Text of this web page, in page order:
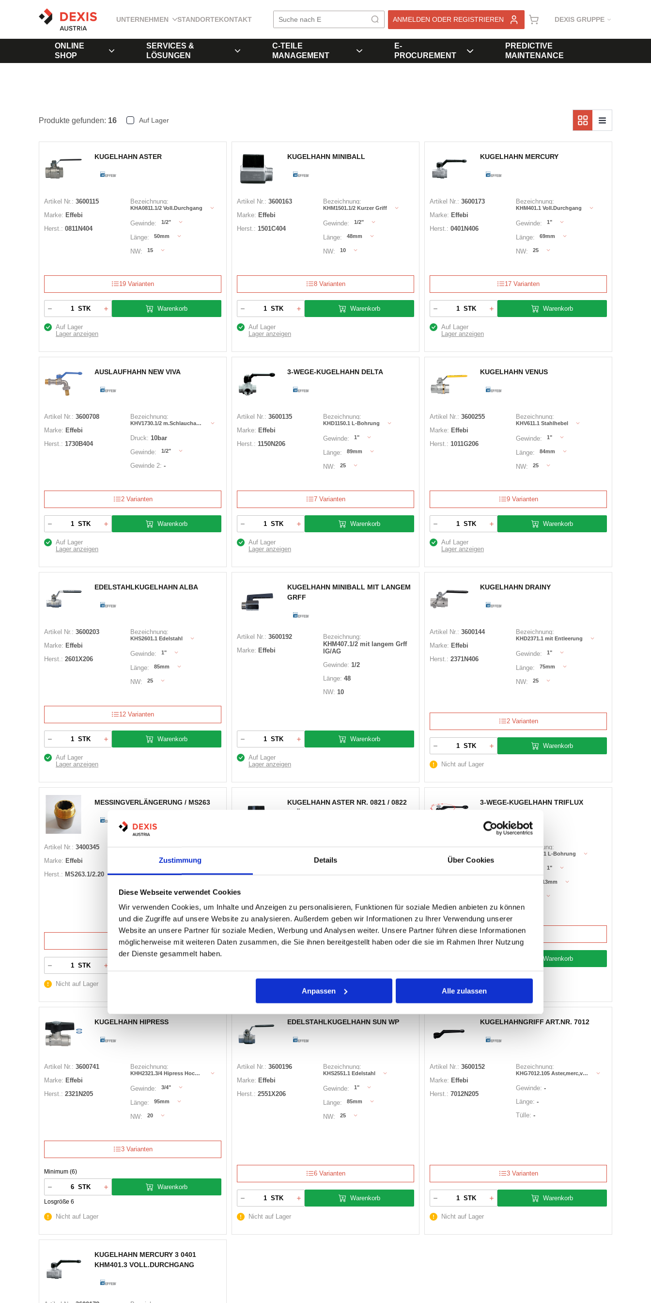
Zustimmung Details Über Cookies
Diese Webseite verwendet Cookies
Wir verwenden Cookies, um Inhalte und Anzeigen zu personalisieren, Funktionen für soziale Medien anbieten zu können
und die Zugriffe auf unsere Website zu analysieren. Außerdem geben wir Informationen zu Ihrer Verwendung unserer
Website an unsere Partner für soziale Medien, Werbung und Analysen weiter. Unsere Partner führen diese Informationen
möglicherweise mit weiteren Daten zusammen, die Sie ihnen bereitgestellt haben oder die sie im Rahmen Ihrer Nutzung
der Dienste gesammelt haben.
Anpassen Alle zulassen
UNTERNEHMEN STANDORTEKONTAKT ANMELDEN ODER REGISTRIEREN DEXIS GRUPPE
ONLINE
SHOP
SERVICES &
LÖSUNGEN
C-TEILE
MANAGEMENT
E-
PROCUREMENT
PREDICTIVE
MAINTENANCE
Produkte gefunden: 16 Auf Lager
KUGELHAHN ASTER
Artikel Nr.: 3600115
Marke: Effebi
Herst.: 0811N404
Bezeichnung:
KHA0811.1/2 Voll.Durchgang
Gewinde: 1/2"
Länge: 50mm
NW: 15
19 Varianten
STK Warenkorb
Auf Lager
Lager anzeigen
KUGELHAHN MINIBALL
Artikel Nr.: 3600163
Marke: Effebi
Herst.: 1501C404
Bezeichnung:
KHM1501.1/2 Kurzer Griff
Gewinde: 1/2"
Länge: 48mm
NW: 10
8 Varianten
STK Warenkorb
Auf Lager
Lager anzeigen
KUGELHAHN MERCURY
Artikel Nr.: 3600173
Marke: Effebi
Herst.: 0401N406
Bezeichnung:
KHM401.1 Voll.Durchgang
Gewinde: 1"
Länge: 69mm
NW: 25
17 Varianten
STK Warenkorb
Auf Lager
Lager anzeigen
AUSLAUFHAHN NEW VIVA
Artikel Nr.: 3600708
Marke: Effebi
Herst.: 1730B404
Bezeichnung:
KHV1730.1/2 m.Schlauchanschluss
Druck: 10bar
Gewinde:
1/2"
Gewinde 2: -
2 Varianten
STK Warenkorb
Auf Lager
Lager anzeigen
3-WEGE-KUGELHAHN DELTA
Artikel Nr.: 3600135
Marke: Effebi
Herst.: 1150N206
Bezeichnung:
KHD1150.1 L-Bohrung
Gewinde: 1"
Länge: 89mm
NW: 25
7 Varianten
STK Warenkorb
Auf Lager
Lager anzeigen
KUGELHAHN VENUS
Artikel Nr.: 3600255
Marke: Effebi
Herst.: 1011G206
Bezeichnung:
KHV611.1 Stahlhebel
Gewinde: 1"
Länge: 84mm
NW: 25
9 Varianten
STK Warenkorb
Auf Lager
Lager anzeigen
EDELSTAHLKUGELHAHN ALBA
Artikel Nr.: 3600203
Marke: Effebi
Herst.: 2601X206
Bezeichnung:
KHS2601.1 Edelstahl
Gewinde: 1"
Länge: 85mm
NW: 25
12 Varianten
STK Warenkorb
Auf Lager
Lager anzeigen
KUGELHAHN MINIBALL MIT LANGEM
GRFF
Artikel Nr.: 3600192
Marke: Effebi
Bezeichnung:
KHM407.1/2 mit langem Grff
IG/AG
Gewinde: 1/2
Länge: 48
NW: 10
STK Warenkorb
Auf Lager
Lager anzeigen
KUGELHAHN DRAINY
Artikel Nr.: 3600144
Marke: Effebi
Herst.: 2371N406
Bezeichnung:
KHD2371.1 mit Entleerung
Gewinde: 1"
Länge: 75mm
NW: 25
2 Varianten
STK Warenkorb
Nicht auf Lager
MESSINGVERLÄNGERUNG / MS263
Artikel Nr.: 3400345
Marke: Effebi
Herst.: MS263.1/2.20
Bezeichnung:
Gewinde:
1/2"
13 Varianten
STK
Nicht auf Lager
KUGELHAHN ASTER NR. 0821 / 0822
KHA0821.1 Voll.Durchgang
Gewinde:
2 Varianten
Auf Lager
3-WEGE-KUGELHAHN TRIFLUX
Artikel Nr.: 3600235
Marke: Effebi
Herst.: 1100N206
Bezeichnung:
KHTR1100.1 L-Bohrung
1"
113mm
12 Varianten
Warenkorb
Auf Lager
KUGELHAHN HIPRESS
Artikel Nr.: 3600741
Marke: Effebi
Herst.: 2321N205
Bezeichnung:
KHH2321.3/4 Hipress Hochdruck
Gewinde: 3/4"
Länge: 95mm
NW: 20
3 Varianten
Minimum (6)
STK
Losgröße 6
Warenkorb
Nicht auf Lager
EDELSTAHLKUGELHAHN SUN WP
Artikel Nr.: 3600196
Marke: Effebi
Herst.: 2551X206
Bezeichnung:
KHS2551.1 Edelstahl
Gewinde: 1"
Länge: 85mm
NW: 25
6 Varianten
STK Warenkorb
Nicht auf Lager
KUGELHAHNGRIFF ART.NR. 7012
Artikel Nr.: 3600152
Marke: Effebi
Herst.: 7012N205
Bezeichnung:
KHG7012.105 Aster,merc,ven
Gewinde: -
Länge: -
Tülle: -
3 Varianten
STK Warenkorb
Nicht auf Lager
KUGELHAHN MERCURY 3 0401
KHM401.3 VOLL.DURCHGANG